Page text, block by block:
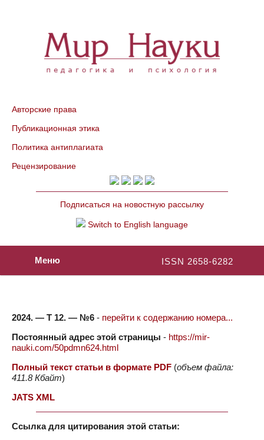
Авторские права
Публикационная этика
Политика антиплагиата
Рецензирование
Подписаться на новостную рассылку
Switch to English language
ISSN 2658-6282
Меню
2024. — Т 12. — №6 - перейти к содержанию номера...
Постоянный адрес этой страницы - https://mir-
nauki.com/50pdmn624.html
Полный текст статьи в формате PDF (объем файла:
411.8 Кбайт)
JATS XML
Ссылка для цитирования этой статьи: